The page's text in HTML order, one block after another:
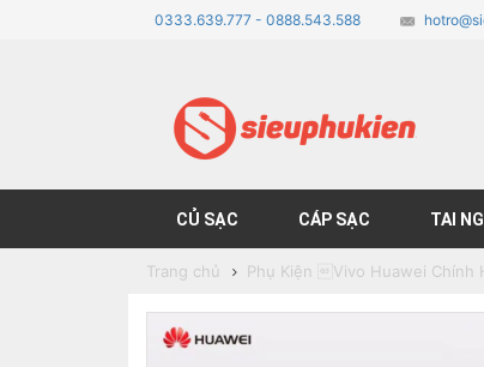
0333.639.777 - 0888.543.588
CỦ SẠC CÁP SẠC TAI
Trang chủ Phụ Kiện Vivo Huawei Chính